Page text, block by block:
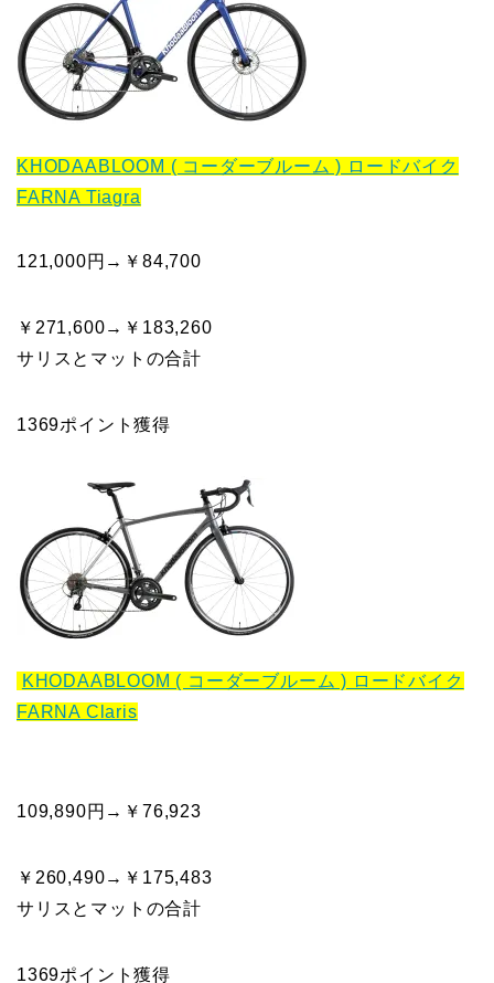
KHODAABLOOM ( コーダーブルーム ) ロードバイク
FARNA Tiagra
121,000円→￥84,700
￥271,600→￥183,260
サリスとマットの合計
1369ポイント獲得
KHODAABLOOM ( コーダーブルーム ) ロードバイク
FARNA Claris
109,890円→￥76,923
￥260,490→￥175,483
サリスとマットの合計
1369ポイント獲得